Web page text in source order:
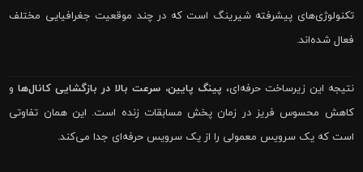
تکنولوژی‌های پیشرفته شیرینگ است که در چند موقعیت جغرافیایی مختلف
فعال شده‌اند.
نتیجه این زیرساخت حرفه‌ای، پینگ پایین، سرعت بالا در بازگشایی کانال‌هاو
کاهش محسوس فریز در زمان پخش مسابقات زنده است. این همان تفاوتی
است که یک سرویس معمولی را از یک سرویس حرفه‌ای جدا می‌کند.